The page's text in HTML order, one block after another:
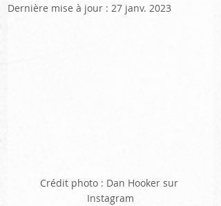
Dernière mise à jour : 27 janv. 2023
Crédit photo : Dan Hooker sur
Instagram